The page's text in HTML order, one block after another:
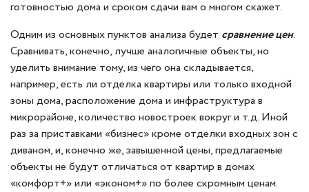
готовностью дома и сроком сдачи вам о многом скажет.
Одним из основных пунктов анализа будет сравнение цен.
Сравнивать, конечно, лучше аналогичные объекты, но
уделить внимание тому, из чего она складывается,
например, есть ли отделка квартиры или только входной
зоны дома, расположение дома и инфраструктура в
микрорайоне, количество новостроек вокруг и т.д. Иной
раз за приставками «бизнес» кроме отделки входных зон с
диваном, и, конечно же, завышенной цены, предлагаемые
объекты не будут отличаться от квартир в домах
«комфорт+» или «эконом+» по более скромным ценам.